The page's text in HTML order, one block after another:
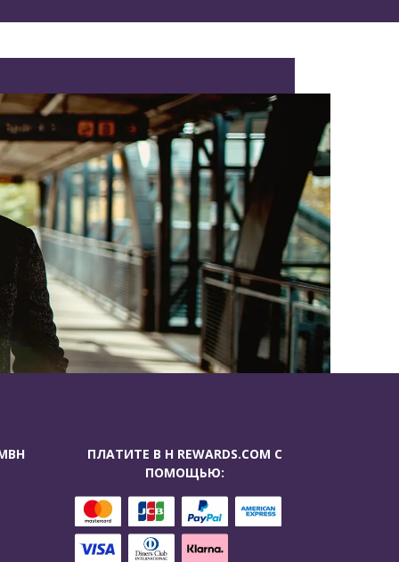
ПЛАТИТЕ В H REWARDS.COM С
ПОМОЩЬЮ: